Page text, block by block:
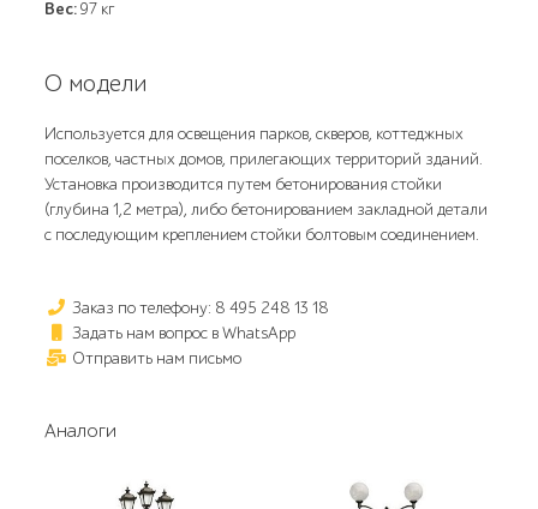
Вес:97 кг
О модели
Используется для освещения парков, скверов, коттеджных
поселков, частных домов, прилегающих территорий зданий.
Установка производится путем бетонирования стойки
(глубина 1,2 метра), либо бетонированием закладной детали
с последующим креплением стойки болтовым соединением.
Заказ по телефону: 8 495 248 13 18
Задать нам вопрос в WhatsApp
Отправить нам письмо
Аналоги